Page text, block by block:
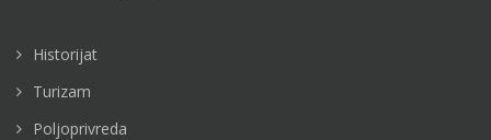
Historijat
Turizam
Poljoprivreda